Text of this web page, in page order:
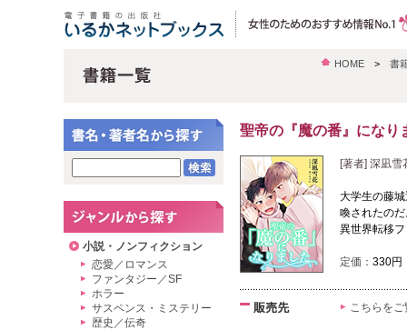
HOME > 書
聖帝の『魔の番』になり
[著者] 深凪
大学生の藤
喚されたの
異世界転移
定価： 330円
こちらを
小説・ノンフィクション
恋愛／ロマンス
ファンタジー／SF
ホラー
サスペンス・ミステリー
歴史／伝奇